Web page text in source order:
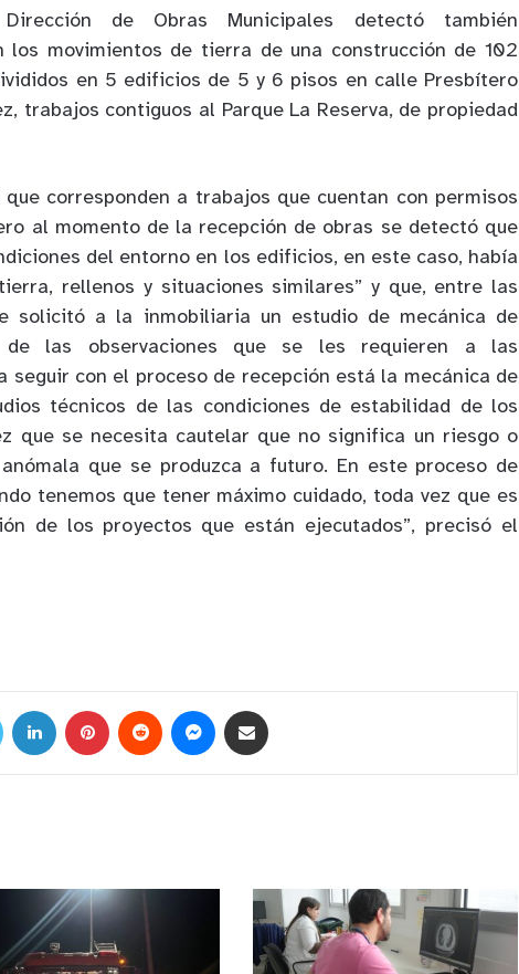
de Obras Municipales detectó también
los movimientos de tierra de una construcción de 102
en 5 edificios de 5 y 6 pisos en calle Presbítero
trabajos contiguos al Parque La Reserva, de propiedad
corresponden a trabajos que cuentan con permisos
al momento de la recepción de obras se detectó que
del entorno en los edificios, en este caso, había
rellenos y situaciones similares” y que, entre las
solicitó a la inmobiliaria un estudio de mecánica de
de las observaciones que se les requieren a las
seguir con el proceso de recepción está la mecánica de
técnicos de las condiciones de estabilidad de los
que se necesita cautelar que no significa un riesgo o
que se produzca a futuro. En este proceso de
tenemos que tener máximo cuidado, toda vez que es
de los proyectos que están ejecutados”, precisó el